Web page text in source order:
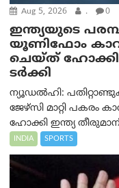
Aug 5, 2026 . 0
ഇന്ത്യയുടെ
യൂണിഫോം
ചെയ്ത് ഹോക്കി
ടര്‍ക്കി
ന്യൂഡൽഹി:
ജേഴ്‌സി മാറ്റി പകരം
ഹോക്കി ഇന്ത്യ
INDIA SPORTS